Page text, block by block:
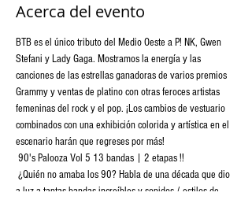
Acerca del evento
BTB es el único tributo del Medio Oeste a P! NK, Gwen
Stefani y Lady Gaga. Mostramos la energía y las
canciones de las estrellas ganadoras de varios premios
Grammy y ventas de platino con otras feroces artistas
femeninas del rock y el pop. ¡Los cambios de vestuario
combinados con una exhibición colorida y artística en el
escenario harán que regreses por más!
90's Palooza Vol 5 13 bandas | 2 etapas !!
a luz a tantas bandas increíbles y sonidos / estilos de